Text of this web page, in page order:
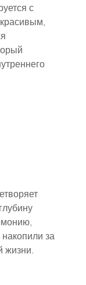
с
за
жизни.